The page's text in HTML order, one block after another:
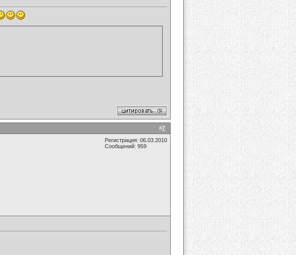
#7
Регистрация: 06.03.2010
Сообщений: 959